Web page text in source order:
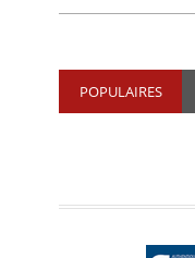
POPULAIRES